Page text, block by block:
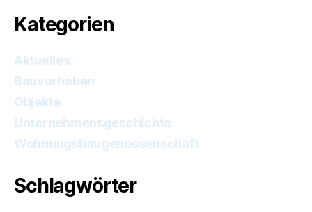
Kategorien
Aktuelles
Bauvorhaben
Objekte
Unternehmensgeschichte
Wohnungsbaugenossenschaft
Schlagwörter